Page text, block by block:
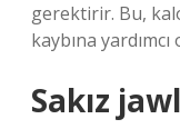
gerektirir. Bu,
kaybına
Sakız